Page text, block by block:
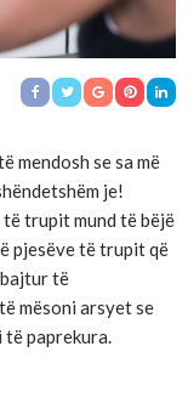
mendosh se sa më
je!
trupit mund të bëjë
pjesëve të trupit që
të
mësoni arsyet se
të paprekura.